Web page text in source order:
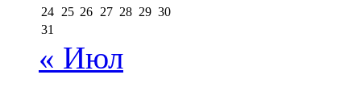
24 25 26 27 28 29 30
31
« Июл